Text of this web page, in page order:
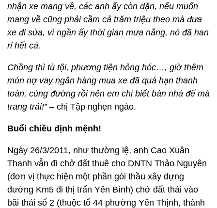
nhận xe mang về, các anh ấy còn dặn, nếu muốn
mang về cũng phải cầm cả trăm triệu theo mà đưa
xe đi sửa, vì ngần ấy thời gian mưa nắng, nó đã han
rỉ hết cả.
Chồng thì tù tội, phương tiện hỏng hóc…, giờ thêm
món nợ vay ngân hàng mua xe đã quá hạn thanh
toán, cùng đường rồi nên em chỉ biết bán nhà để mà
trang trải!”– chị Tập nghẹn ngào.
Buổi chiều định mệnh!
Ngày 26/3/2011, như thường lệ, anh Cao Xuân
Thanh vẫn đi chở đất thuê cho DNTN Thảo Nguyên
(đơn vị thực hiện một phần gói thầu xây dựng
đường Km5 đi thị trấn Yên Bình) chở đất thải vào
bãi thải số 2 (thuộc tổ 44 phường Yên Thịnh, thành